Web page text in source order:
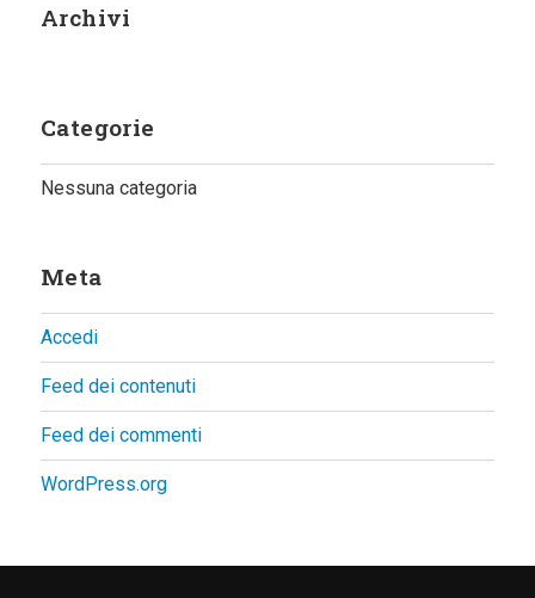
Archivi
Categorie
Nessuna categoria
Meta
Accedi
Feed dei contenuti
Feed dei commenti
WordPress.org